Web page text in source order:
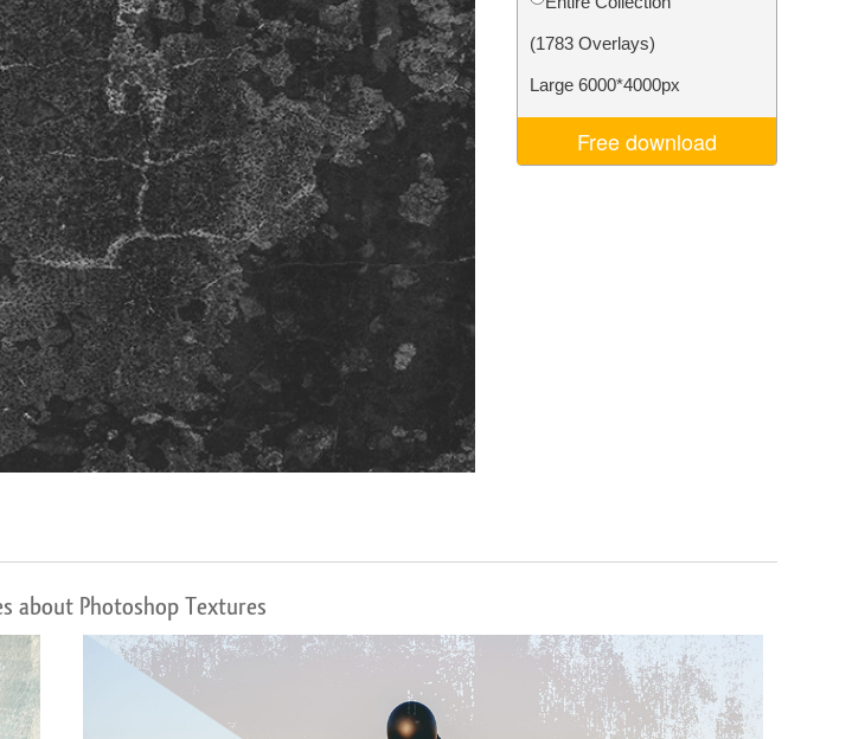
Fotobewerking AI-trainingsgegevens Video Editing Services
(1783 Overlays)
Large 6000*4000px
Free download
about Photoshop Textures